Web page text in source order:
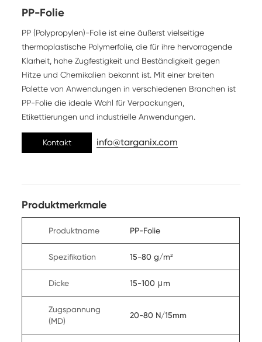
PP-Folie
PP (Polypropylen)-Folie ist eine äußerst vielseitige
thermoplastische Polymerfolie, die für ihre hervorragende
Klarheit, hohe Zugfestigkeit und Beständigkeit gegen
Hitze und Chemikalien bekannt ist. Mit einer breiten
Palette von Anwendungen in verschiedenen Branchen ist
PP-Folie die ideale Wahl für Verpackungen,
Etikettierungen und industrielle Anwendungen.
Kontakt info@targanix.com
Produktmerkmale
Produktname PP-Folie
Spezifikation 15-80 g/m²
Dicke 15-100 μm
Zugspannung
(MD)
20-80 N/15mm